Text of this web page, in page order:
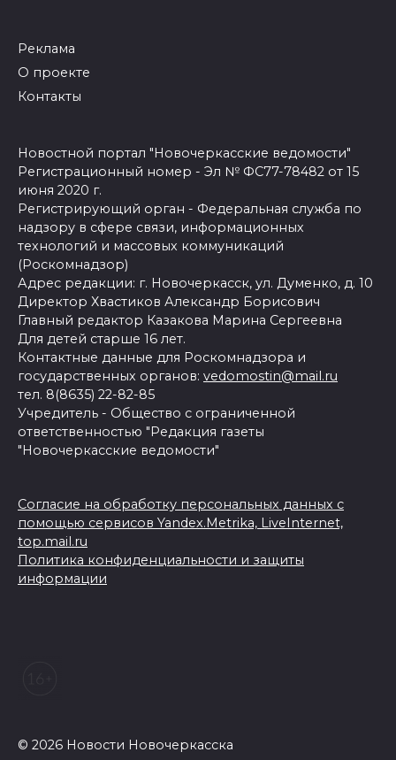
Реклама
О проекте
Контакты
Новостной портал "Новочеркасские ведомости"
Регистрационный номер - Эл № ФС77-78482 от 15
июня 2020 г.
Регистрирующий орган - Федеральная служба по
надзору в сфере связи, информационных
технологий и массовых коммуникаций
(Роскомнадзор)
Адрес редакции: г. Новочеркасск, ул. Думенко, д. 10
Директор Хвастиков Александр Борисович
Главный редактор Казакова Марина Сергеевна
Для детей старше 16 лет.
Контактные данные для Роскомнадзора и
государственных органов: vedomostin@mail.ru
тел. 8(8635) 22-82-85
Учредитель - Общество с ограниченной
ответственностью "Редакция газеты
"Новочеркасские ведомости"
Согласие на обработку персональных данных с
помощью сервисов Yandex.Metrika, LiveInternet,
top.mail.ru
Политика конфиденциальности и защиты
информации
© 2026 Новости Новочеркасска